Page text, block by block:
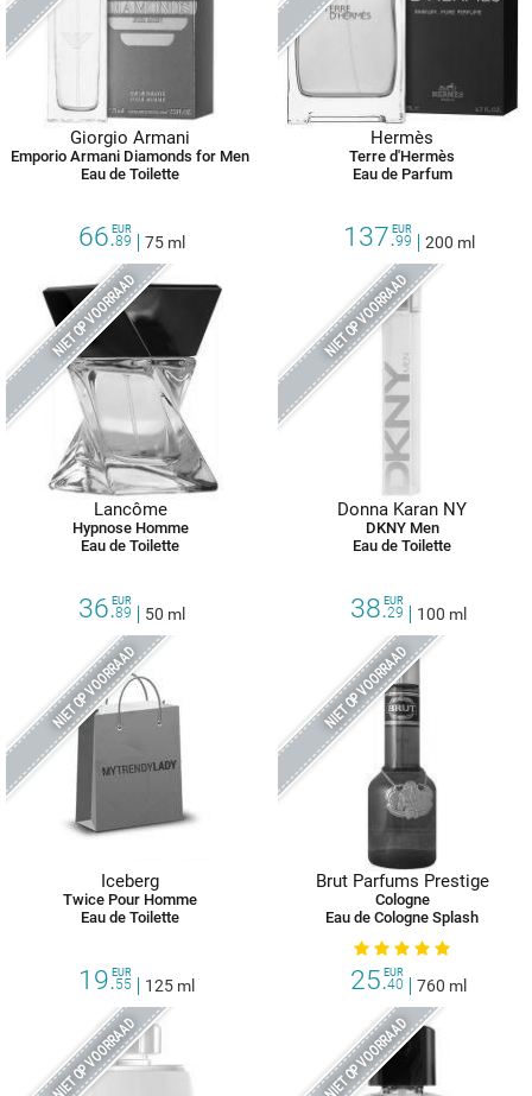
Giorgio Armani
Emporio Armani Diamonds for Men
Eau de Toilette
66.89
EUR
75 ml
Hermès
Terre d'Hermès
Eau de Parfum
137.99
EUR
200 ml
NIET OP VOORRAAD
Lancôme
Hypnose Homme
Eau de Toilette
36.89
EUR
50 ml
NIET OP VOORRAAD
Donna Karan NY
DKNY Men
Eau de Toilette
38.29
EUR
100 ml
NIET OP VOORRAAD
Iceberg
Twice Pour Homme
Eau de Toilette
19.55
EUR
125 ml
NIET OP VOORRAAD
Brut Parfums Prestige
Cologne
Eau de Cologne Splash
25.40
EUR
760 ml
NIET OP VOORRAAD NIET OP VOORRAAD